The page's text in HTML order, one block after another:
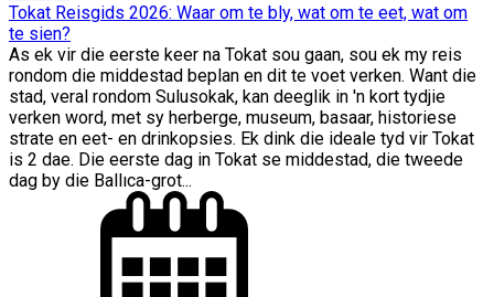
Tokat Reisgids 2026: Waar om te bly, wat om te eet, wat om
te sien?
As ek vir die eerste keer na Tokat sou gaan, sou ek my reis
rondom die middestad beplan en dit te voet verken. Want die
stad, veral rondom Sulusokak, kan deeglik in 'n kort tydjie
verken word, met sy herberge, museum, basaar, historiese
strate en eet- en drinkopsies. Ek dink die ideale tyd vir Tokat
is 2 dae. Die eerste dag in Tokat se middestad, die tweede
dag by die Ballıca-grot...